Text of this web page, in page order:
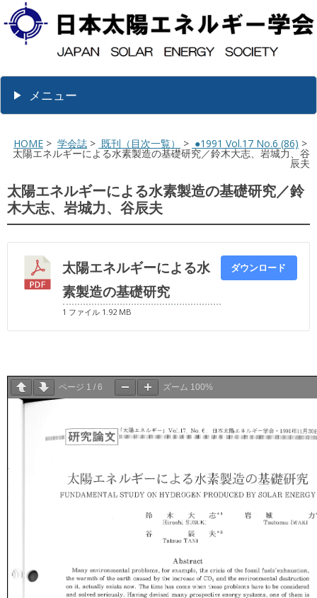
メニュー
HOME > 学会誌 > 既刊（目次一覧） > ●1991 Vol.17 No.6 (86) >
太陽エネルギーによる水素製造の基礎研究／鈴木大志、岩城力、谷
辰夫
太陽エネルギーによる水素製造の基礎研究／鈴
木大志、岩城力、谷辰夫
太陽エネルギーによる水
素製造の基礎研究
1 ファイル 1.92 MB
ダウンロード
ページ 1 / 6 ズーム 100%